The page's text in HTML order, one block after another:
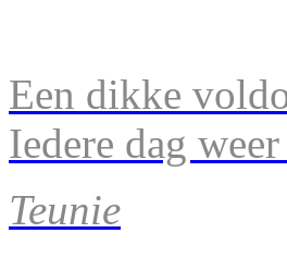
Een dikke
Iedere dag
Teunie